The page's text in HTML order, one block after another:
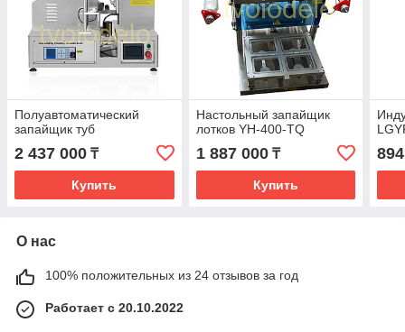
Полуавтоматический
запайщик туб
2 437 000 ₸
Купить
Настольный запайщик
лотков YH-400-TQ
1 887 000₸
Купить
О нас
100% положительных из 24 отзывов за год
Работает с 20.10.2022